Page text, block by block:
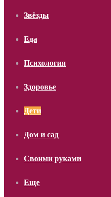
Звёзды
Еда
Психология
Здоровье
Дети
Дом и сад
Своими руками
Еще